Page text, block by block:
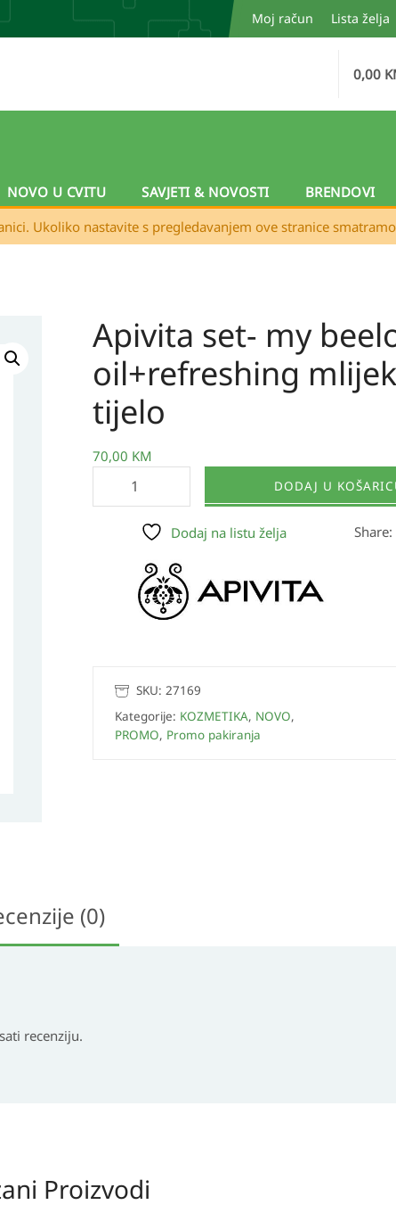
Moj račun Lista želja
0,00
NOVO U CVITU SAVJETI & NOVOSTI
BRENDOVI
Ukoliko nastavite s pregledavanjem ove stranice
Apivita set- my
oil+refreshing
tijelo
70,00 KM
beeloved
oil+refreshing
mlijeko
DODAJ U
Share:
Dodaj na listu želja
SKU: 27169
Kategorije: KOZMETIKA, NOVO,
PROMO, Promo pakiranja
(0)
recenziju.
Proizvodi